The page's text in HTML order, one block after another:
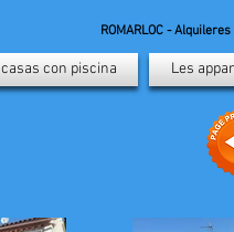
ROMARLOC -
casas con piscina Les